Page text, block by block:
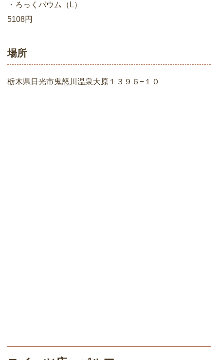
・ろっくバウム（L）
5108円
場所
栃木県日光市鬼怒川温泉大原１３９６−１０